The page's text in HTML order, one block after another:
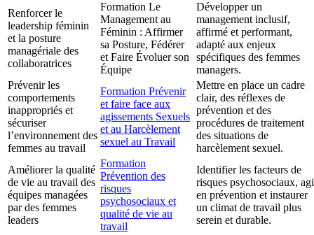
Renforcer le
leadership féminin
et la posture
managériale des
collaboratrices
Formation Le
Management au
Féminin : Affirmer
sa Posture, Fédérer
et Faire Évoluer son
Équipe
Développer un
management inclusif,
affirmé et performant,
adapté aux enjeux
spécifiques des femmes
managers.
Prévenir les
comportements
inappropriés et
sécuriser
l’environnement des
femmes au travail
Formation Prévenir
et faire face aux
agissements Sexuels
et au Harcèlement
sexuel au Travail
Mettre en place un cadre
clair, des réflexes de
prévention et des
procédures de traitement
des situations de
harcèlement sexuel.
Améliorer la qualité
de vie au travail des
équipes managées
par des femmes
leaders
Formation
Prévention des
risques
psychosociaux et
qualité de vie au
travail
Identifier les facteurs de
risques psychosociaux,
en prévention et instaurer
un climat de travail plus
serein et durable.